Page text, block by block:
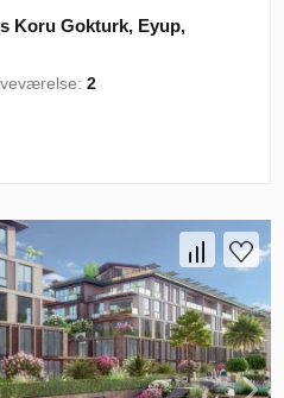
Koru Gokturk, Eyup,
2